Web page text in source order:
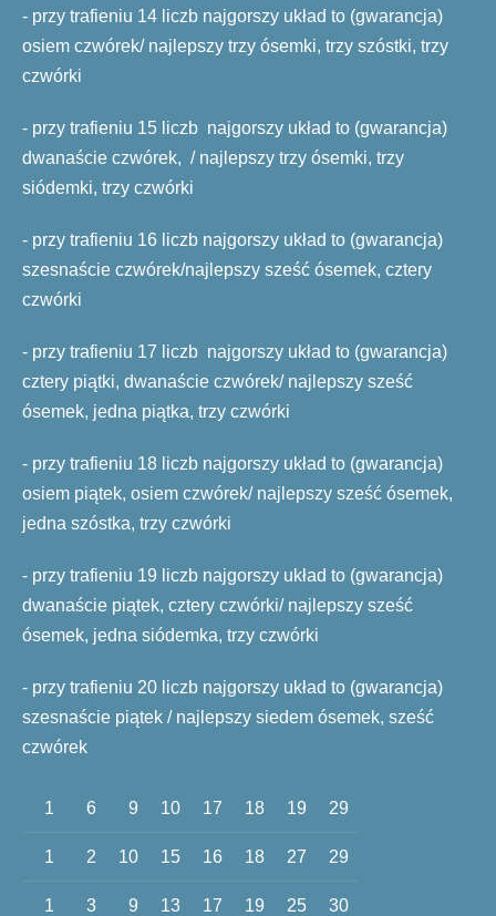
- przy trafieniu 14 liczb najgorszy układ to (gwarancja)
osiem czwórek/ najlepszy trzy ósemki, trzy szóstki, trzy
czwórki
- przy trafieniu 15 liczb najgorszy układ to (gwarancja)
dwanaście czwórek, / najlepszy trzy ósemki, trzy
siódemki, trzy czwórki
- przy trafieniu 16 liczb najgorszy układ to (gwarancja)
szesnaście czwórek/najlepszy sześć ósemek, cztery
czwórki
- przy trafieniu 17 liczb najgorszy układ to (gwarancja)
cztery piątki, dwanaście czwórek/ najlepszy sześć
ósemek, jedna piątka, trzy czwórki
- przy trafieniu 18 liczb najgorszy układ to (gwarancja)
osiem piątek, osiem czwórek/ najlepszy sześć ósemek,
jedna szóstka, trzy czwórki
- przy trafieniu 19 liczb najgorszy układ to (gwarancja)
dwanaście piątek, cztery czwórki/ najlepszy sześć
ósemek, jedna siódemka, trzy czwórki
- przy trafieniu 20 liczb najgorszy układ to (gwarancja)
szesnaście piątek / najlepszy siedem ósemek, sześć
czwórek
1 6 9 10 17 18 19 29
1 2 10 15 16 18 27 29
1 3 9 13 17 19 25 30